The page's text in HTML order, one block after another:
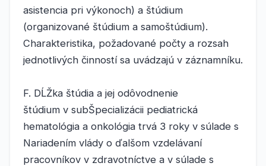
asistencia pri výkonoch) a štúdium
(organizované štúdium a samoštúdium).
Charakteristika, požadované počty a rozsah
jednotlivých činností sa uvádzajú v záznamníku.
F. DĹŽka štúdia a jej odôvodnenie
štúdium v subŠpecializácii pediatrická
hematológia a onkológia trvá 3 roky v súlade s
Nariadením vlády o ďalšom vzdelávaní
pracovníkov v zdravotníctve a v súlade s